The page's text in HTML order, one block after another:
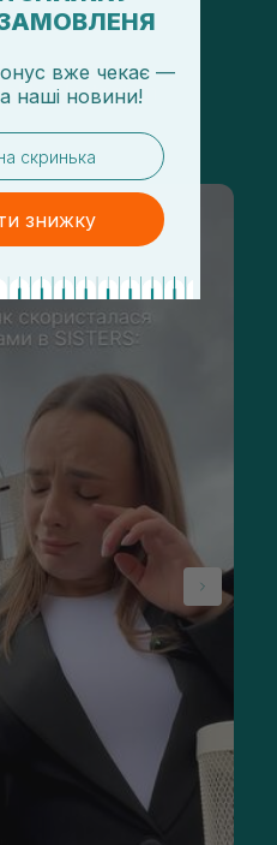
в Instagram
вже чекає —
наші новини!
знижку